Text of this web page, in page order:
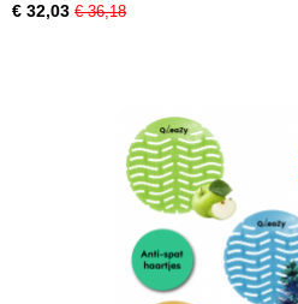
€ 32,03 € 36,18